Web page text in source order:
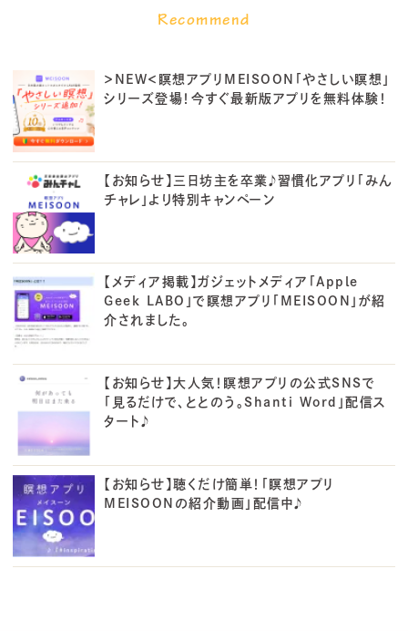
＞NEW＜瞑想アプリMEISOON「やさしい瞑想」
シリーズ登場！今すぐ最新版アプリを無料体験！
【お知らせ】三日坊主を卒業♪習慣化アプリ「みん
チャレ」より特別キャンペーン
【メディア掲載】ガジェットメディア「Apple
Geek LABO」で瞑想アプリ「MEISOON」が紹
介されました。
【お知らせ】大人気！瞑想アプリの公式SNSで
「見るだけで、ととのう。Shanti Word」配信ス
タート♪
【お知らせ】聴くだけ簡単！「瞑想アプリ
MEISOONの紹介動画」配信中♪